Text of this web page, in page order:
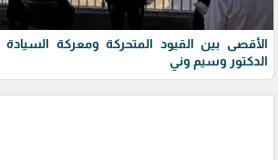
الأقصى بين القيود المتحركة ومعركة
الدكتور وسيم وني